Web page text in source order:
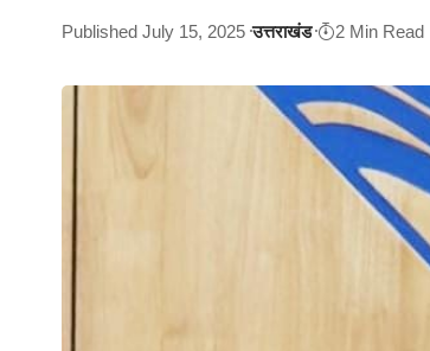
Published July 15, 2025 उत्तराखंड 2 Min Read